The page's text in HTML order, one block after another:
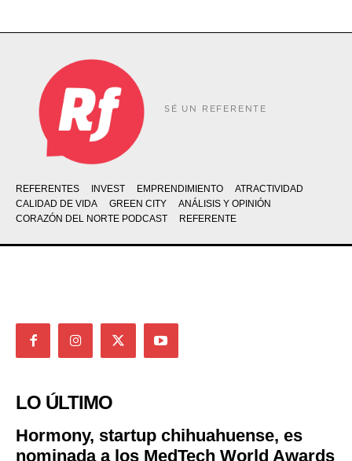
SÉ UN REFERENTE
REFERENTES INVEST EMPRENDIMIENTO
ATRACTIVIDAD
CALIDAD DE VIDA
GREEN CITY
ANÁLISIS Y OPINIÓN
CORAZÓN DEL NORTE PODCAST
REFERENTE
LO ÚLTIMO
Hormony, startup chihuahuense, es
nominada a los MedTech World Awards